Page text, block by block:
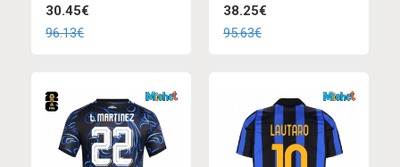
30.45€
96.13€
38.25€
95.63€